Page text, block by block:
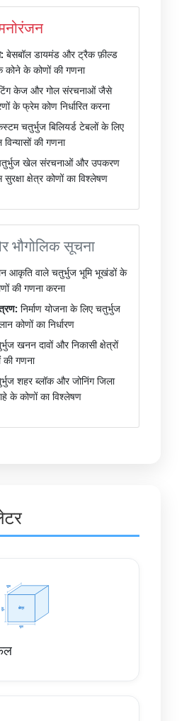
बेसबॉल डायमंड और ट्रैक फ़ील्ड
कोने के कोणों की गणना
केज और गोल संरचनाओं जैसे
के फ्रेम कोण निर्धारित करना
चतुर्भुज बिलियर्ड टेबलों के लिए
की गणना
खेल संरचनाओं और उपकरण
क्षेत्र कोणों का विश्लेषण
भौगोलिक सूचना
आकृति वाले चतुर्भुज भूमि भूखंडों के
की गणना करना
निर्माण योजना के लिए चतुर्भुज
कोणों का निर्धारण
खनन दावों और निकासी क्षेत्रों
की गणना
शहर ब्लॉक और जोनिंग जिला
के कोणों का विश्लेषण